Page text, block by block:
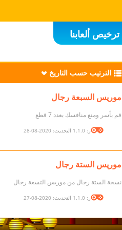
ترخيص ألعابنا
الترتيب حسب التاريخ
موريس السبعة رجال
قم بأسر ومنع منافسك بعدد 7 قطع
الإصدار: 1.1.0 التحديث: 2020-08-28
موريس الستة رجال
نسخة الستة رجال من موريس التسعة رجال
الإصدار: 1.1.0 التحديث: 2020-08-27